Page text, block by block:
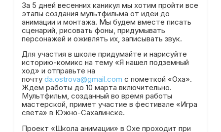
За 5 дней весенних каникул мы хотим пройти все
этапы создания мультфильма от идеи до
анимации и монтажа. Мы будем вместе писать
сценарий, рисовать фоны, придумывать
персонажей и оживлять их, записывать звук.
Для участия в школе придумайте и нарисуйте
историю-комикс на тему «Я нашел подземный
ход» и отправьте на
почту da.ostrova@gmail.com с пометкой «Оха».
Ждем работы до 10 марта включительно.
Мультфильм, созданный во время работы
мастерской, примет участие в фестивале «Игра
света» в Южно-Сахалинске.
Проект «Школа анимации» в Охе проходит при